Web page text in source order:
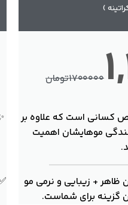
)
1700000تومان
کسانی است که علاوه بر
موهایشان اهمیت
ظاهر + زیبایی و نرمی مو
گزینه برای شماست.